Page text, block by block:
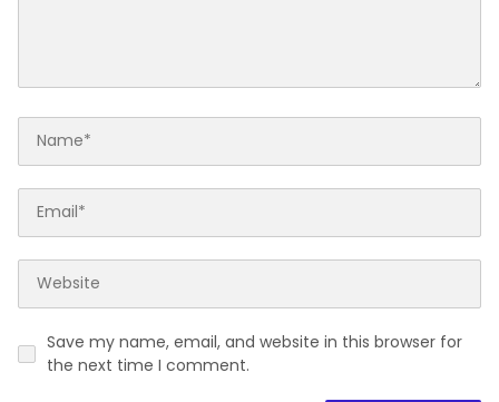
Save my name, email, and website in this browser for
the next time I comment.